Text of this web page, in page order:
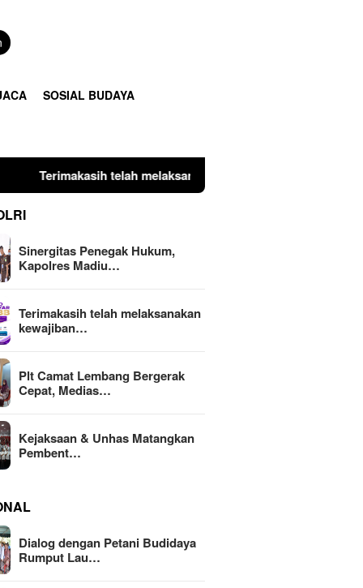
SOSIAL BUDAYA
melaksanakan kewajiban perpajakan daerah tepat waktu
Sinergitas Penegak Hukum,
Kapolres Madiu…
Terimakasih telah melaksanakan
kewajiban…
Plt Camat Lembang Bergerak
Cepat, Medias…
Kejaksaan & Unhas Matangkan
Pembent…
Dialog dengan Petani Budidaya
Rumput Lau…